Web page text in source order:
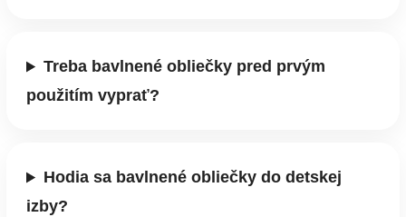
Treba bavlnené obliečky pred prvým
použitím vyprať?
Hodia sa bavlnené obliečky do detskej
izby?